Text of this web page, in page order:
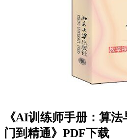
《AI训练师手册：算
门到精通》PDF下载